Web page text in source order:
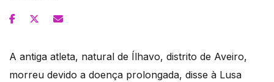
A antiga atleta, natural de Ílhavo, distrito de Aveiro,
morreu devido a doença prolongada, disse à Lusa